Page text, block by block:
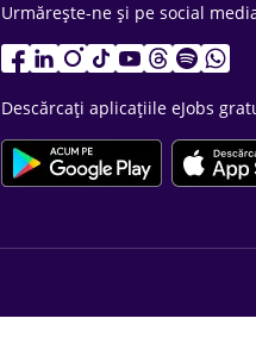
Urmărește-ne și pe social
Descărcați aplicațiile eJobs